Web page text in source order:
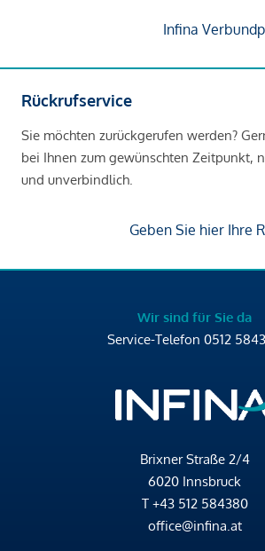
Infina
Rückrufservice
Sie möchten zurückgerufen werden?
bei Ihnen zum gewünschten Zeitpunkt,
und unverbindlich.
Geben Sie hier Ihre
Wir sind für Sie da
Service-Telefon 0512
Brixner Straße 2/4
6020 Innsbruck
T +43 512 584380
office@infina.at